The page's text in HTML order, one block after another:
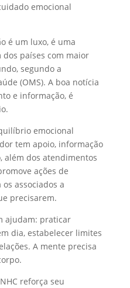
emocional
é um luxo, é uma
dos países com maior
segundo a
(OMS). A boa notícia
e informação, é
emocional
tem apoio, informação
além dos atendimentos
ações de
associados a
precisarem.
ajudam: praticar
dia, estabelecer limites
A mente precisa
reforça seu